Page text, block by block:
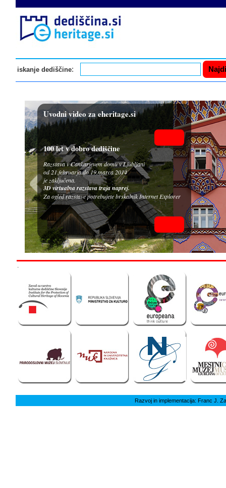
iskanje dediščine:
.
Razvoj in implementacija: Franc J.